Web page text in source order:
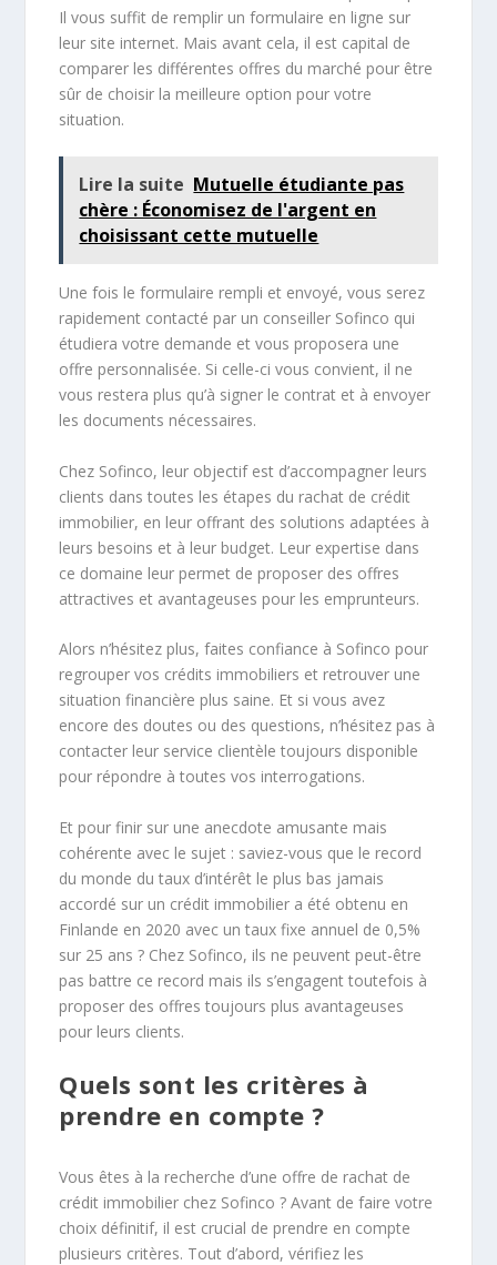
Il vous suffit de remplir un formulaire en ligne sur
leur site internet. Mais avant cela, il est capital de
comparer les différentes offres du marché pour être
sûr de choisir la meilleure option pour votre
situation.
Lire la suite Mutuelle étudiante pas
chère : Économisez de l'argent en
choisissant cette mutuelle
Une fois le formulaire rempli et envoyé, vous serez
rapidement contacté par un conseiller Sofinco qui
étudiera votre demande et vous proposera une
offre personnalisée. Si celle-ci vous convient, il ne
vous restera plus qu’à signer le contrat et à envoyer
les documents nécessaires.
Chez Sofinco, leur objectif est d’accompagner leurs
clients dans toutes les étapes du rachat de crédit
immobilier, en leur offrant des solutions adaptées à
leurs besoins et à leur budget. Leur expertise dans
ce domaine leur permet de proposer des offres
attractives et avantageuses pour les emprunteurs.
Alors n’hésitez plus, faites confiance à Sofinco pour
regrouper vos crédits immobiliers et retrouver une
situation financière plus saine. Et si vous avez
encore des doutes ou des questions, n’hésitez pas à
contacter leur service clientèle toujours disponible
pour répondre à toutes vos interrogations.
Et pour finir sur une anecdote amusante mais
cohérente avec le sujet : saviez-vous que le record
du monde du taux d’intérêt le plus bas jamais
accordé sur un crédit immobilier a été obtenu en
Finlande en 2020 avec un taux fixe annuel de 0,5%
sur 25 ans ? Chez Sofinco, ils ne peuvent peut-être
pas battre ce record mais ils s’engagent toutefois à
proposer des offres toujours plus avantageuses
pour leurs clients.
Quels sont les critères à
prendre en compte ?
Vous êtes à la recherche d’une offre de rachat de
crédit immobilier chez Sofinco ? Avant de faire votre
choix définitif, il est crucial de prendre en compte
plusieurs critères. Tout d’abord, vérifiez les